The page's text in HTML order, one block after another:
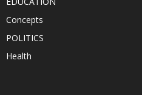
Concepts
POLITICS
Health